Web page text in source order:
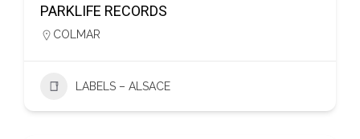
PARKLIFE RECORDS
COLMAR
LABELS – ALSACE